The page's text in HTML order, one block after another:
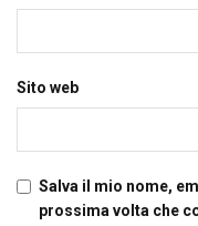
Sito web
Salva il mio nome,
prossima volta che